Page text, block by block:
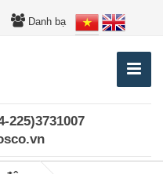
Danh bạ
225)3731007